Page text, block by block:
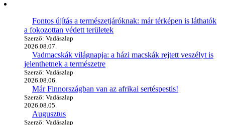
Fontos újítás a természetjáróknak: már térképen is láthatók
a fokozottan védett területek
Szerző: Vadászlap
2026.08.07.
Vadmacskák világnapja: a házi macskák rejtett veszélyt is
jelenthetnek a természetre
Szerző: Vadászlap
2026.08.06.
Már Finnországban van az afrikai sertéspestis!
Szerző: Vadászlap
2026.08.05.
Augusztus
Szerző: Vadászlap